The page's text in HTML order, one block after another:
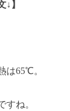
↓】
は65℃。
すね。